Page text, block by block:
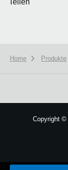
Teilen
Home Produkte
Copyright ©